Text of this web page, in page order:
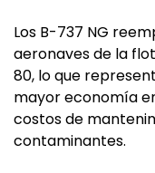
Los B-737 NG
aeronaves de la
80, lo que
mayor economía
costos de
contaminantes.